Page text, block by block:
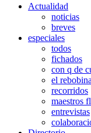
Actualidad
noticias
breves
especiales
todos
fichados
con q de
el
recorridos
maestros
entrevistas